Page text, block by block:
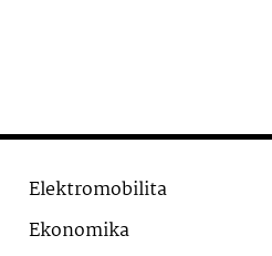
Elektromobilita
Ekonomika